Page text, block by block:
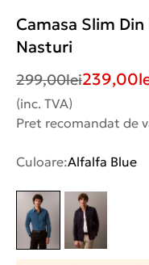
Camasa Slim
Nasturi
299,00lei239,00
(inc. TVA)
Pret recomandat de
Culoare:Alfalfa Blue